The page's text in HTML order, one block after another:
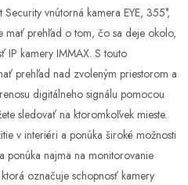
vnútorná kamera EYE, 355°,
mať prehľad o tom, čo sa deje okolo,
IP kamery IMMAX. S touto
prehľad nad zvoleným priestorom a
digitálneho signálu pomocou
sledovať na ktoromkoľvek mieste.
v interiéri a ponúka široké možnosti
ponúka najmä na monitorovanie
označuje schopnosť kamery